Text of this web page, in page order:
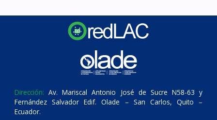
Dirección: Av. Mariscal Antonio José de Sucre N58-63 y
Fernández Salvador Edif. Olade – San Carlos, Quito –
Ecuador.